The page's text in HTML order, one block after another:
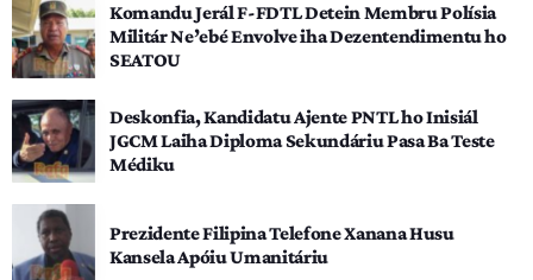
Komandu Jerál F-FDTL Detein Membru Polísia
Militár Ne’ebé Envolve iha Dezentendimentu ho
SEATOU
Deskonfia, Kandidatu Ajente PNTL ho Inisiál
JGCM Laiha Diploma Sekundáriu Pasa Ba Teste
Médiku
Prezidente Filipina Telefone Xanana Husu
Kansela Apóiu Umanitáriu